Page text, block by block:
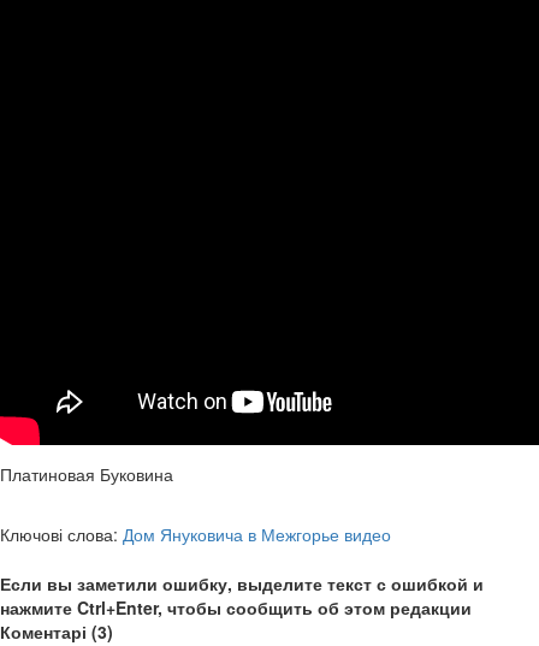
Платиновая Буковина
Ключові слова: Дом Януковича в Межгорье видео
Если вы заметили ошибку, выделите текст с ошибкой и
нажмите Ctrl+Enter, чтобы сообщить об этом редакции
Коментарі (3)